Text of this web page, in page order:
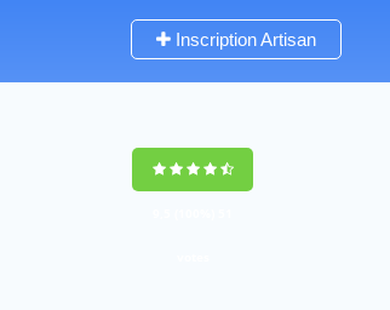
Inscription Artisan